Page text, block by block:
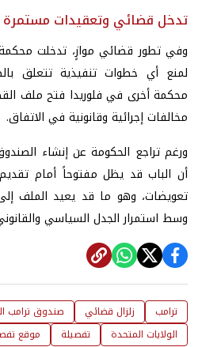
تدخل قضائي وتعقيدات مستمرة
وفي تطور قضائي موازٍ، تدخلت محكمة
لمنع أي خطوات تنفيذية تتعلق
محكمة أخرى في فلوريدا فتح ملف
مخالفات إجرائية وقانونية في الاتفاق.
ورغم تراجع الحكومة عنإنشاء
أن الباب قد يظل مفتوحاً أمام
تعويضات، وهو ما قد يعيد الملف
وسط استمرار الجدل السياسي
ترامب زلزال قضائي صندوق ترامب
الولايات المتحدة
تفصيلة موقع